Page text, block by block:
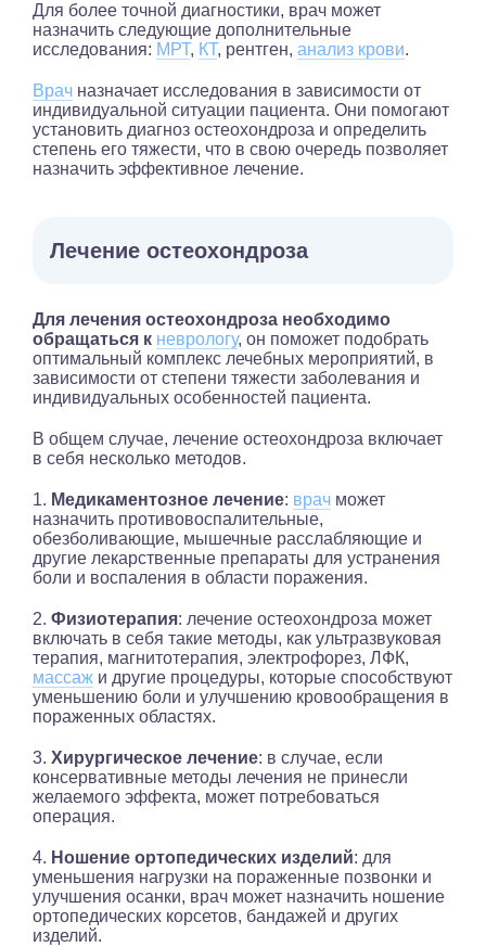
Для более точной диагностики, врач может
назначить следующие дополнительные
исследования: МРТ, КТ, рентген, анализ крови.
Врач назначает исследования в зависимости от
индивидуальной ситуации пациента. Они помогают
установить диагноз остеохондроза и определить
степень его тяжести, что в свою очередь позволяет
назначить эффективное лечение.
Лечение остеохондроза
Для лечения остеохондроза необходимо
обращаться к неврологу, он поможет подобрать
оптимальный комплекс лечебных мероприятий, в
зависимости от степени тяжести заболевания и
индивидуальных особенностей пациента.
В общем случае, лечение остеохондроза включает
в себя несколько методов.
1. Медикаментозное лечение: врач может
назначить противовоспалительные,
обезболивающие, мышечные расслабляющие и
другие лекарственные препараты для устранения
боли и воспаления в области поражения.
2. Физиотерапия: лечение остеохондроза может
включать в себя такие методы, как ультразвуковая
терапия, магнитотерапия, электрофорез, ЛФК,
массаж и другие процедуры, которые способствуют
уменьшению боли и улучшению кровообращения в
пораженных областях.
3. Хирургическое лечение: в случае, если
консервативные методы лечения не принесли
желаемого эффекта, может потребоваться
операция.
4. Ношение ортопедических изделий: для
уменьшения нагрузки на пораженные позвонки и
улучшения осанки, врач может назначить ношение
ортопедических корсетов, бандажей и других
изделий.